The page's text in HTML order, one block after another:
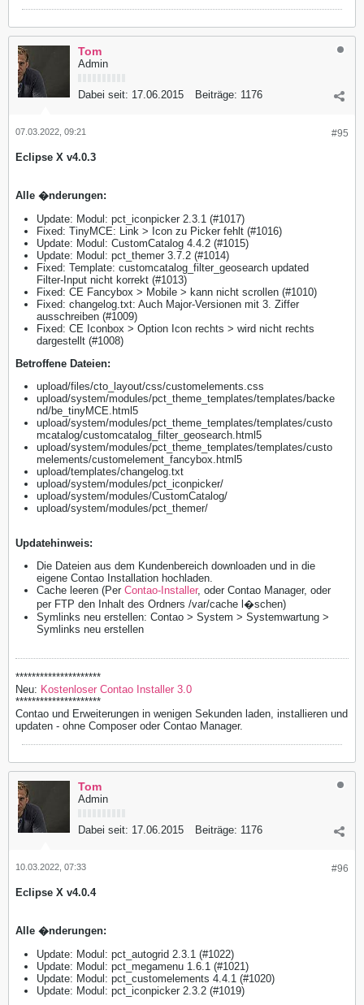
Tom
Admin
Dabei seit: 17.06.2015 Beiträge: 1176
#95
07.03.2022, 09:21
Eclipse X v4.0.3
Alle �nderungen:
Update: Modul: pct_iconpicker 2.3.1 (#1017)
Fixed: TinyMCE: Link > Icon zu Picker fehlt (#1016)
Update: Modul: CustomCatalog 4.4.2 (#1015)
Update: Modul: pct_themer 3.7.2 (#1014)
Fixed: Template: customcatalog_filter_geosearch updated
Filter-Input nicht korrekt (#1013)
Fixed: CE Fancybox > Mobile > kann nicht scrollen (#1010)
Fixed: changelog.txt: Auch Major-Versionen mit 3. Ziffer
ausschreiben (#1009)
Fixed: CE Iconbox > Option Icon rechts > wird nicht rechts
dargestellt (#1008)
​Betroffene Dateien:
upload/files/cto_layout/css/customelements.css
upload/system/modules/pct_theme_templates/templates/backe
nd/be_tinyMCE.html5
upload/system/modules/pct_theme_templates/templates/custo
mcatalog/customcatalog_filter_geosearch.html5
upload/system/modules/pct_theme_templates/templates/custo
melements/customelement_fancybox.html5
upload/templates/changelog.txt
upload/system/modules/pct_iconpicker/
upload/system/modules/CustomCatalog/
upload/system/modules/pct_themer/
Updatehinweis:
Die Dateien aus dem Kundenbereich downloaden und in die
eigene Contao Installation hochladen.
Cache leeren (Per Contao-Installer, oder Contao Manager, oder
per FTP den Inhalt des Ordners /var/cache l�schen)
Symlinks neu erstellen: Contao > System > Systemwartung >
Symlinks neu erstellen
*********************
Neu: Kostenloser Contao Installer 3.0
*********************
Contao und Erweiterungen in wenigen Sekunden laden, installieren und
updaten - ohne Composer oder Contao Manager.
Tom
Admin
Dabei seit: 17.06.2015 Beiträge: 1176
#96
10.03.2022, 07:33
Eclipse X v4.0.4
Alle �nderungen:
Update: Modul: pct_autogrid 2.3.1 (#1022)
Update: Modul: pct_megamenu 1.6.1 (#1021)
Update: Modul: pct_customelements 4.4.1 (#1020)
Update: Modul: pct_iconpicker 2.3.2 (#1019)